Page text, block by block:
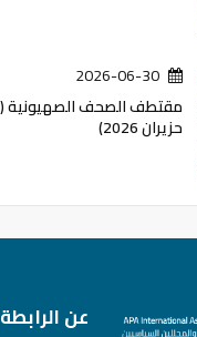
2026-06-30
حزيران 2026)
عن الرابطة